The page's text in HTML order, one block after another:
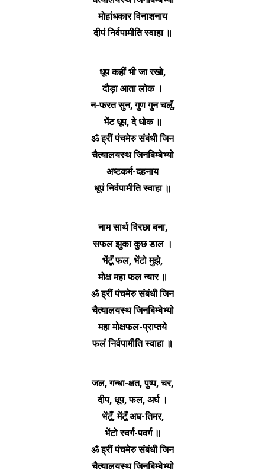
मोहांधकार विनाशनाय
दीपं निर्वपामीति स्वाहा ॥
धूप कहीं भी जा रखो,
दौड़ा आता लोक ।
न-फरत सुन, गुण गुन चलूँ,
भेंट धूप, दे धोक ॥
ॐ ह्रीं पंचमेरु संबंधी जिन
चैत्यालयस्थ जिनबिम्बेभ्यो
अष्टकर्म-दहनाय
धूपं निर्वपामीति स्वाहा ॥
नाम सार्थ विरछा बना,
सफल झुका कुछ डाल ।
भेंटूँ फल, भेंटो मुझे,
मोक्ष महा फल न्यार ॥
ॐ ह्रीं पंचमेरु संबंधी जिन
चैत्यालयस्थ जिनबिम्बेभ्यो
महा मोक्षफल-प्राप्तये
फलं निर्वपामीति स्वाहा ॥
जल, गन्धा-क्षत, पुष्प, चर,
दीप, धूप, फल, अर्घ ।
भेंटूँ, मेंटूँ अघ-तिमर,
भेंटो स्वर्ग-पवर्ग ॥
ॐ ह्रीं पंचमेरु संबंधी जिन
चैत्यालयस्थ जिनबिम्बेभ्यो